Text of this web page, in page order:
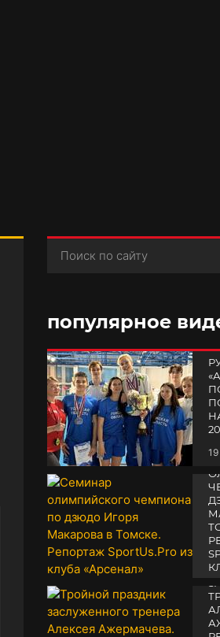
популярное